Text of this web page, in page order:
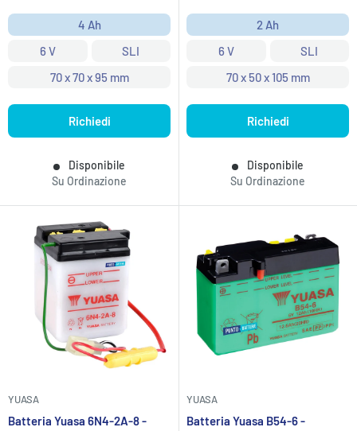
4 Ah
6 V
SLI
70 x 70 x 95 mm
Richiedi
Disponibile
Su Ordinazione
2 Ah
6 V
SLI
70 x 50 x 105 mm
Richiedi
Disponibile
Su Ordinazione
YUASA
Batteria Yuasa 6N4-2A-8 -
YUASA
Batteria Yuasa B54-6 -